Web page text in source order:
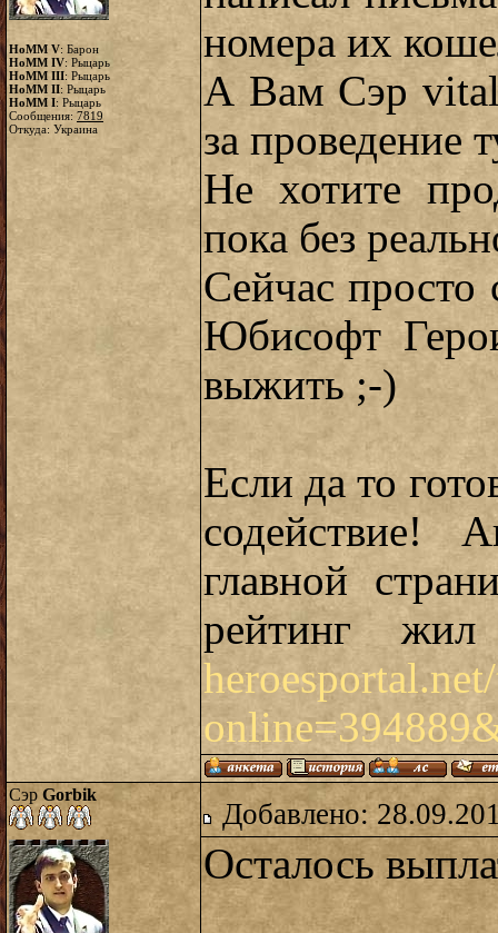
HoMM V: Барон
HoMM IV: Рыцарь
HoMM III: Рыцарь
HoMM II: Рыцарь
HoMM I: Рыцарь
Сообщения: 7819
Откуда: Украина
номера их
А Вам Сэр
за проведение
Не хотите
пока без
Сейчас просто
Юбисофт
выжить ;-)
Если да то
содействие!
главной
рейтинг
Сэр Gorbik
Добавлено:
Осталось